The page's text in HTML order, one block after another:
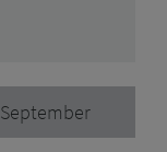
September